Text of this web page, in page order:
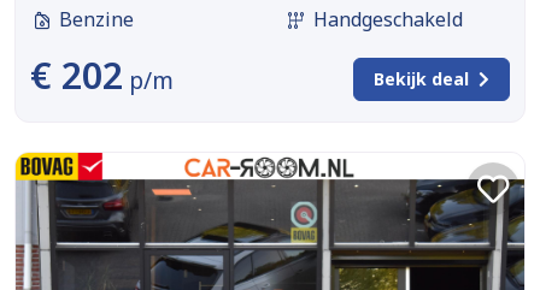
Benzine
Handgeschakeld
€ 202 p/m Bekijk deal